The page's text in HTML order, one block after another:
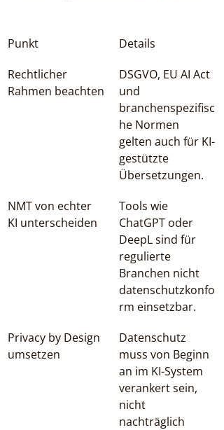
Punkt
Details
Rechtlicher
Rahmen beachten
DSGVO, EU AI Act
und
branchenspezifisc
he Normen
gelten auch für KI-
gestützte
Übersetzungen.
NMT von echter
KI unterscheiden
Tools wie
ChatGPT oder
DeepL sind für
regulierte
Branchen nicht
datenschutzkonfo
rm einsetzbar.
Privacy by Design
umsetzen
Datenschutz
muss von Beginn
an im KI-System
verankert sein,
nicht
nachträglich